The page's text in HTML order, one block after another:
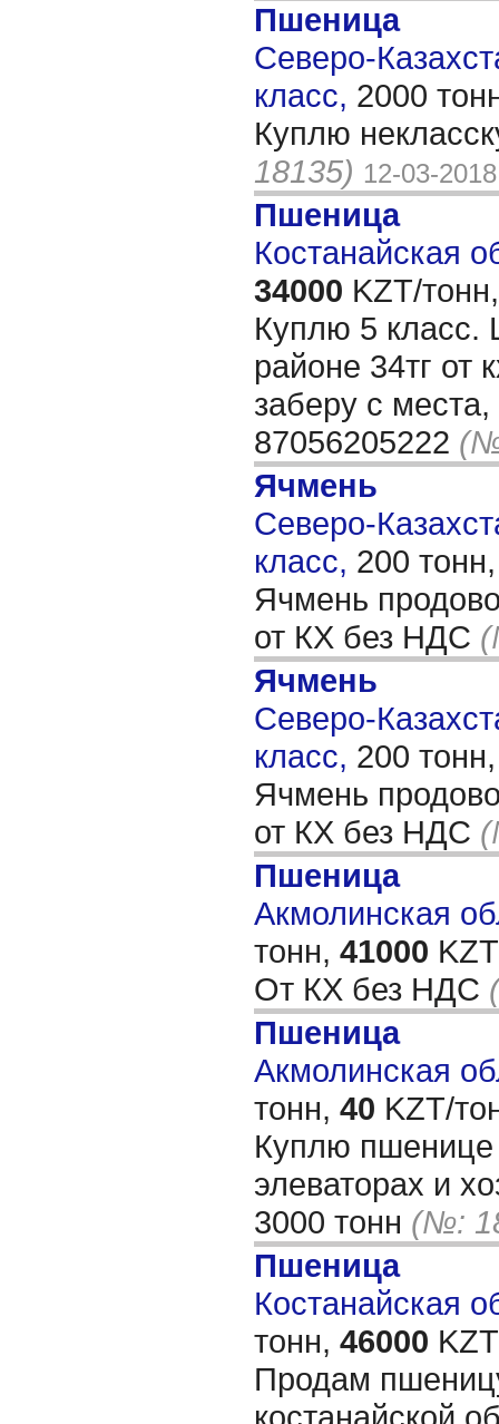
Пшеница
Северо-
класс, 2000
Куплю
18135) 12-03-2018
Пшеница
Костанайская
34000 KZT/тонн,
Куплю 5 класс.
районе 34тг от
заберу с
87056205222
Ячмень
Северо-
класс, 200
Ячмень
от КХ без НДС
Ячмень
Северо-
класс, 200
Ячмень
от КХ без НДС
Пшеница
Акмолинская
тонн, 41000
От КХ без НДС
Пшеница
Акмолинская
тонн, 40 KZT/
Куплю пшенице
элеваторах и
3000 тонн (№:
Пшеница
Костанайская
тонн, 46000
Продам